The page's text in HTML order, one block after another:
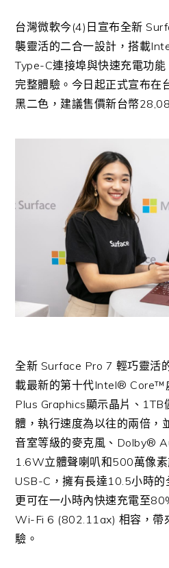
台灣微軟今(4)日宣布全新
襲靈活的二合一設計，搭載
Type-C連接埠與快速充電功
完整體驗。今日起正式宣布在
黑二色，建議售價新台幣
全新 Surface Pro 7 輕巧靈活
載最新的第十代Intel®
Plus Graphics顯示晶片、
體，執行速度為以往的兩倍，
音室等級的麥克風、Dolby®
1.6W立體聲喇叭和500萬像
USB-C，擁有長達10.5小時的
更可在一小時內快速充電至
Wi-Fi 6 (802.11ax) 相容，帶
驗。